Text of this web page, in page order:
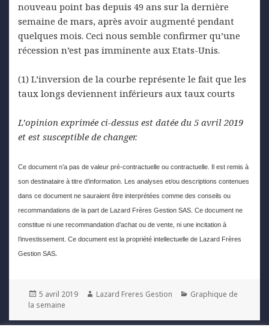
nouveau point bas depuis 49 ans sur la dernière
semaine de mars, après avoir augmenté pendant
quelques mois. Ceci nous semble confirmer qu’une
récession n’est pas imminente aux Etats-Unis.
(1) L’inversion de la courbe représente le fait que les
taux longs deviennent inférieurs aux taux courts
L’opinion exprimée ci-dessus est datée du 5 avril 2019
et est susceptible de changer.
Ce document n’a pas de valeur pré-contractuelle ou contractuelle. Il est remis à
son destinataire à titre d’information. Les analyses et/ou descriptions contenues
dans ce document ne sauraient être interprétées comme des conseils ou
recommandations de la part de Lazard Frères Gestion SAS. Ce document ne
constitue ni une recommandation d’achat ou de vente, ni une incitation à
l’investissement. Ce document est la propriété intellectuelle de Lazard Frères
Gestion SAS.
Posted
on
5 avril 2019 Author
Lazard Freres Gestion Categories
Graphique de
la semaine